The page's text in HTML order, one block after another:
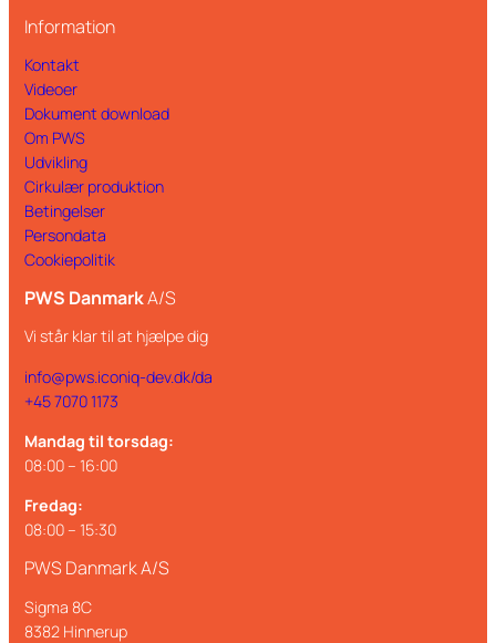
Information
Kontakt
Videoer
Dokument download
Om PWS
Udvikling
Cirkulær produktion
Betingelser
Persondata
Cookiepolitik
PWS DanmarkA/S
Vi står klar til at hjælpe dig
info@pws.iconiq-dev.dk/da
+45 7070 1173
Mandag til torsdag:
08:00 – 16:00
Fredag:
08:00 – 15:30
PWS Danmark A/S
Sigma 8C
8382 Hinnerup